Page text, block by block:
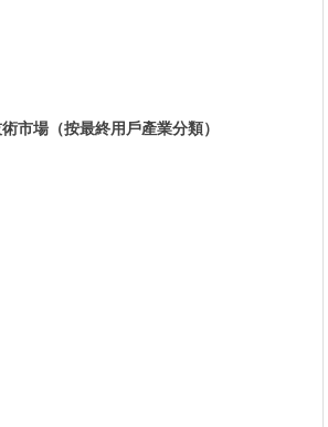
市場（按最終用戶產業分類）